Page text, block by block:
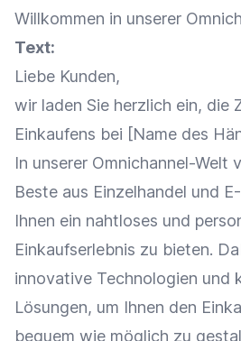
Willkommen in unserer
Text:
Liebe Kunden,
wir laden Sie herzlich ein, die
Einkaufens bei [Name des
In unserer Omnichannel-Welt
Beste aus Einzelhandel und
Ihnen ein nahtloses und
Einkaufserlebnis zu bieten.
innovative Technologien und
Lösungen, um Ihnen den
bequem wie möglich zu